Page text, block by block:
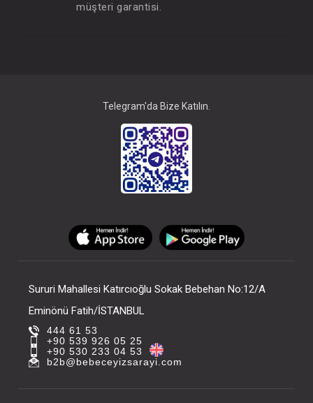
müşteri garantisi.
Telegram'da Bize Katılın.
Sururi Mahallesi Katırcıoğlu Sokak Bebehan No:12/A
Eminönü Fatih/İSTANBUL
444 61 53
+90 539 926 05 25
+90 530 233 04 53
b2b@bebeceyizsarayi.com